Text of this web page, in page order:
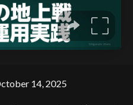
14, 2025